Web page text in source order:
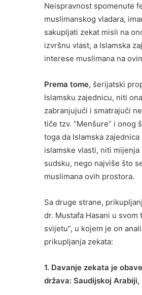
Neispravnost spomenute
muslimanskog vladara,
sakupljati zekat misli na
izvršnu vlast, a Islamska
interese muslimana na
Prema tome, šerijatski
Islamsku zajednicu, niti
zabranjujući i smatrajući
tiče tzv. “Menšure” i onog
toga da Islamska
islamske vlasti, niti
sudsku, nego najviše što
muslimana ovih prostora.
Sa druge strane,
dr. Mustafa Hasani u
svijetu”, u kojem je on
prikupljanja zekata:
1. Davanje zekata je
država: Saudijskoj